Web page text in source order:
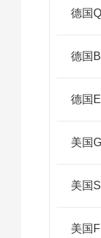
德国
德国
德国
美国
美国
美国